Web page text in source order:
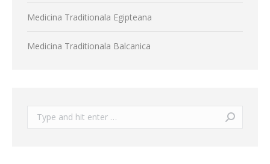
Medicina Traditionala Egipteana
Medicina Traditionala Balcanica
Search: